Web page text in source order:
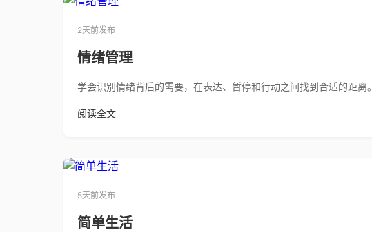
2天前发布
情绪管理
学会识别情绪背后的需要，在表达、暂停和行动之间找到合适的距离。
阅读全文
5天前发布
简单生活